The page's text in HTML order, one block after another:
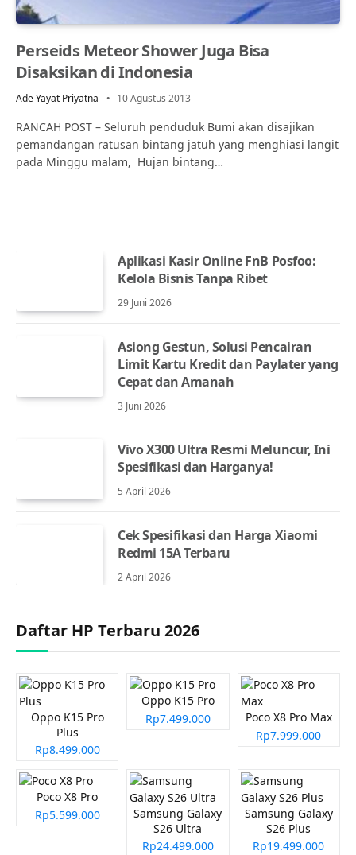
Perseids Meteor Shower Juga Bisa
Disaksikan di Indonesia
Ade Yayat Priyatna 10 Agustus 2013
RANCAH POST – Seluruh penduduk Bumi akan disajikan
pemandangan ratusan bintang jatuh yang menghiasi langit
pada Minggu malam, Hujan bintang…
Aplikasi Kasir Online FnB Posfoo:
Kelola Bisnis Tanpa Ribet
29 Juni 2026
Asiong Gestun, Solusi Pencairan
Limit Kartu Kredit dan Paylater yang
Cepat dan Amanah
3 Juni 2026
Vivo X300 Ultra Resmi Meluncur, Ini
Spesifikasi dan Harganya!
5 April 2026
Cek Spesifikasi dan Harga Xiaomi
Redmi 15A Terbaru
2 April 2026
Daftar HP Terbaru 2026
Oppo K15 Pro
Plus
Rp8.499.000
Oppo K15 Pro
Rp7.499.000
Poco X8 Pro Max
Rp7.999.000
Poco X8 Pro
Rp5.599.000
Samsung Galaxy
S26 Ultra
Rp24.499.000
Samsung Galaxy
S26 Plus
Rp19.499.000